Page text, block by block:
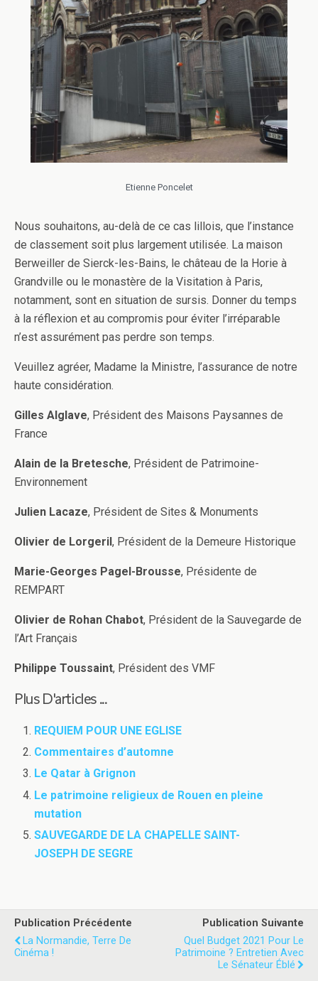
Etienne Poncelet
Nous souhaitons, au-delà de ce cas lillois, que l’instance
de classement soit plus largement utilisée. La maison
Berweiller de Sierck-les-Bains, le château de la Horie à
Grandville ou le monastère de la Visitation à Paris,
notamment, sont en situation de sursis. Donner du temps
à la réflexion et au compromis pour éviter l’irréparable
n’est assurément pas perdre son temps.
Veuillez agréer, Madame la Ministre, l’assurance de notre
haute considération.
Gilles Alglave, Président des Maisons Paysannes de
France
Alain de la Bretesche, Président de Patrimoine-
Environnement
Julien Lacaze, Président de Sites & Monuments
Olivier de Lorgeril, Président de la Demeure Historique
Marie-Georges Pagel-Brousse, Présidente de
REMPART
Olivier de Rohan Chabot, Président de la Sauvegarde de
l’Art Français
Philippe Toussaint, Président des VMF
Plus D'articles ...
REQUIEM POUR UNE EGLISE
Commentaires d’automne
Le Qatar à Grignon
Le patrimoine religieux de Rouen en pleine
mutation
SAUVEGARDE DE LA CHAPELLE SAINT-
JOSEPH DE SEGRE
Publication Précédente
La Normandie, Terre De
Cinéma !
Publication Suivante
Quel Budget 2021 Pour Le
Patrimoine ? Entretien Avec
Le Sénateur Éblé